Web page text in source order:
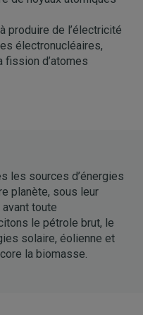
produire de l’électricité
électronucléaires,
fission d’atomes
les sources d’énergies
planète, sous leur
toute
le pétrole brut, le
solaire, éolienne et
la biomasse.